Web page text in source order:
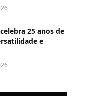
25 anos de
e